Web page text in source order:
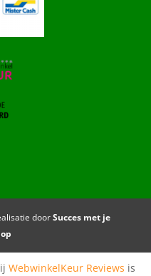
doorSucces met je
WebwinkelKeur Reviews is